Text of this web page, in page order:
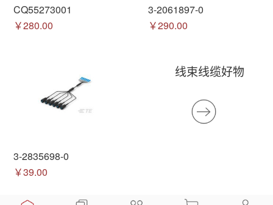
CQ55273001
￥280.00
3-2061897-0
￥290.00
3-2835698-0
￥39.00
线束线缆好物